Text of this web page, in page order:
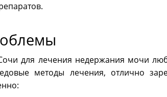
для лечения недержания мочи
методы лечения, отлично